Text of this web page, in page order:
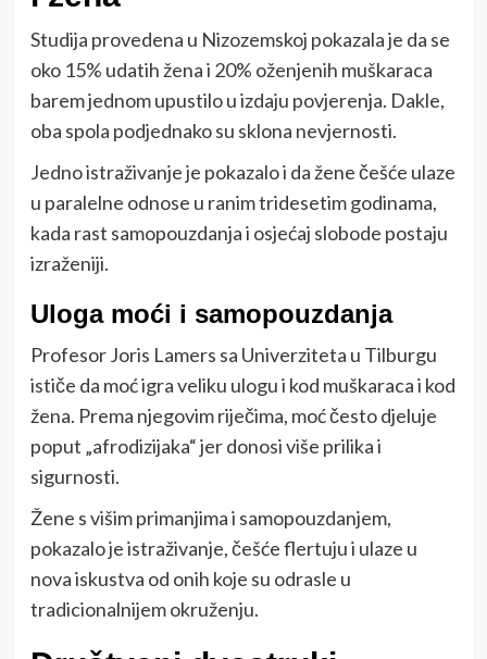
Studija provedena u Nizozemskoj pokazala je da se
oko 15% udatih žena i 20% oženjenih muškaraca
barem jednom upustilo u izdaju povjerenja. Dakle,
oba spola podjednako su sklona nevjernosti.
Jedno istraživanje je pokazalo i da žene češće ulaze
u paralelne odnose u ranim tridesetim godinama,
kada rast samopouzdanja i osjećaj slobode postaju
izraženiji.
Uloga moći i samopouzdanja
Profesor Joris Lamers sa Univerziteta u Tilburgu
ističe da moć igra veliku ulogu i kod muškaraca i kod
žena. Prema njegovim riječima, moć često djeluje
poput „afrodizijaka“ jer donosi više prilika i
sigurnosti.
Žene s višim primanjima i samopouzdanjem,
pokazalo je istraživanje, češće flertuju i ulaze u
nova iskustva od onih koje su odrasle u
tradicionalnijem okruženju.